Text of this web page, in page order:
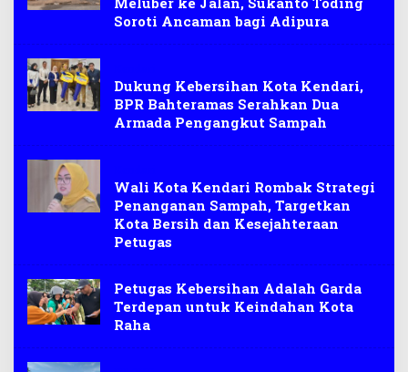
Soroti Ancaman bagi Adipura
Dukung Kebersihan Kota Kendari,
BPR Bahteramas Serahkan Dua
Armada Pengangkut Sampah
Wali Kota Kendari Rombak Strategi
Penanganan Sampah, Targetkan
Kota Bersih dan Kesejahteraan
Petugas
Petugas Kebersihan Adalah Garda
Terdepan untuk Keindahan Kota
Raha